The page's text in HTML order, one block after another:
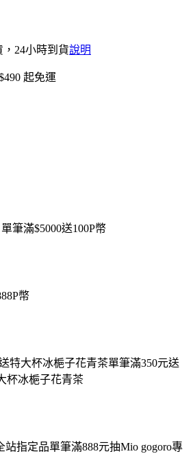
，24小時到貨說明
起免運
筆滿$5000送100P幣
幣
特大杯冰梔子花青茶單筆滿350元送
杯冰梔子花青茶
站指定品單筆滿888元抽Mio gogoro專